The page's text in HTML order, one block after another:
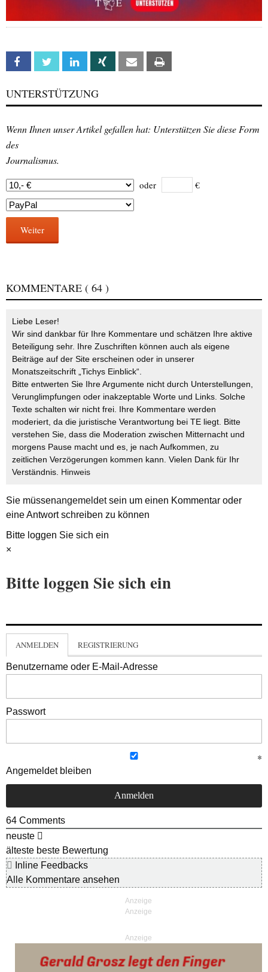
Facebook Twitter Linkedin Xing Email
UNTERSTÜTZUNG
Wenn Ihnen unser Artikel gefallen hat: Unterstützen Sie diese Form
des
Journalismus.
oder €
Weiter
KOMMENTARE ( 64 )
Liebe Leser!
Wir sind dankbar für Ihre Kommentare und schätzen Ihre aktive
Beteiligung sehr. Ihre Zuschriften können auch als eigene
Beiträge auf der Site erscheinen oder in unserer
Monatszeitschrift „Tichys Einblick“.
Bitte entwerten Sie Ihre Argumente nicht durch Unterstellungen,
Verunglimpfungen oder inakzeptable Worte und Links. Solche
Texte schalten wir nicht frei. Ihre Kommentare werden
moderiert, da die juristische Verantwortung bei TE liegt. Bitte
verstehen Sie, dass die Moderation zwischen Mitternacht und
morgens Pause macht und es, je nach Aufkommen, zu
zeitlichen Verzögerungen kommen kann. Vielen Dank für Ihr
Verständnis. Hinweis
Sie müssenangemeldetsein um einen Kommentar oder
eine Antwort schreiben zu können
Bitte loggen Sie sich ein
×
Bitte loggen Sie sich ein
ANMELDEN REGISTRIERUNG
Benutzername oder E-Mail-Adresse
Passwort
Angemeldet bleiben
64 Comments
neuste
älteste beste Bewertung
Inline Feedbacks
Alle Kommentare ansehen
Anzeige